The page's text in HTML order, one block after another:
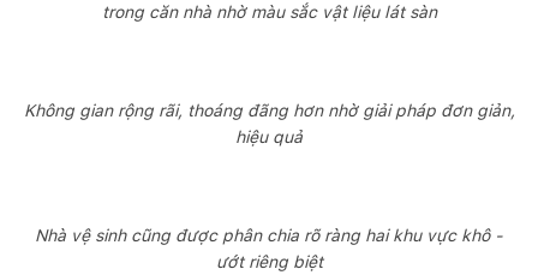
trong căn nhà nhờ màu sắc vật liệu lát sàn
Không gian rộng rãi, thoáng đãng hơn nhờ giải pháp đơn giản,
hiệu quả
Nhà vệ sinh cũng được phân chia rõ ràng hai khu vực khô -
ướt riêng biệt